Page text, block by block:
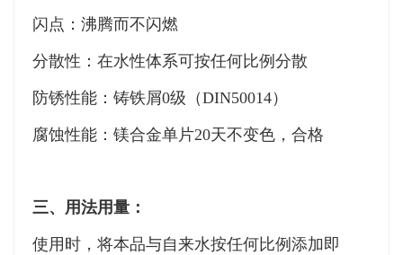
闪点：沸腾而不闪燃
分散性：在水性体系可按任何比例分散
防锈性能：铸铁屑0级（DIN50014）
腐蚀性能：镁合金单片20天不变色，合格
三、用法用量：
使用时，将本品与自来水按任何比例添加即